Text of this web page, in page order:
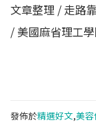
文章整理 / 走路
/ 美國麻省理工
發佈於精選好文,美